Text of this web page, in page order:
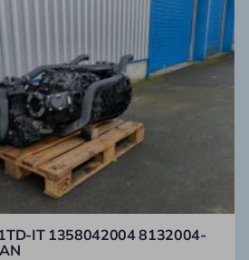
IT 1358042004 8132004-